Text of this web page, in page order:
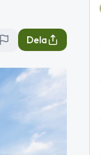
Dela